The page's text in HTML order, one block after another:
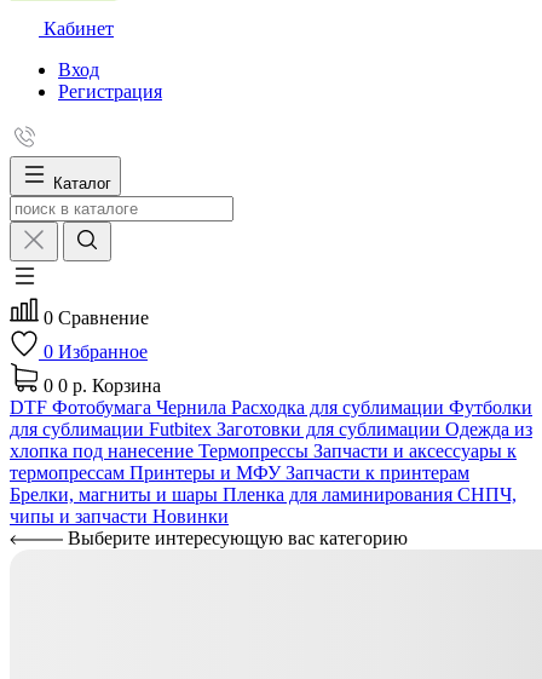
Кабинет
Вход
Регистрация
Каталог
0 Сравнение
0 Избранное
0 0 р. Корзина
DTF Фотобумага Чернила Расходка для сублимации Футболки
для сублимации Futbitex Заготовки для сублимации Одежда из
хлопка под нанесение Термопрессы Запчасти и аксессуары к
термопрессам Принтеры и МФУЗапчасти к принтерам
Брелки, магниты и шары Пленка для ламинирования СНПЧ,
чипы и запчасти Новинки
Выберите интересующую вас категорию